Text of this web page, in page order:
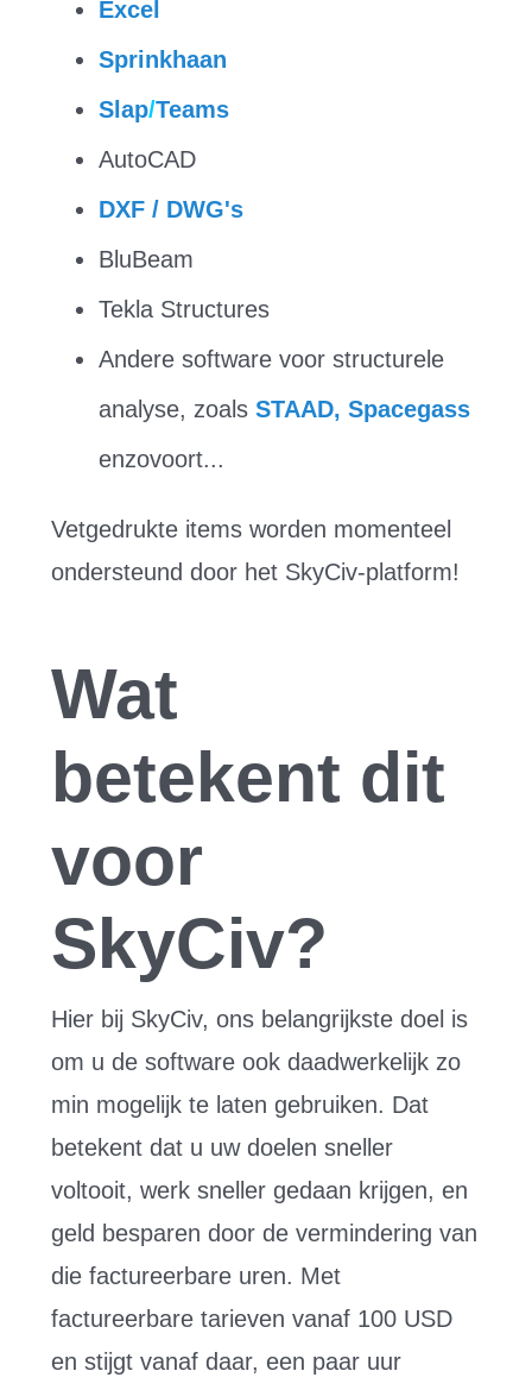
Excel
Sprinkhaan
Slap/Teams
AutoCAD
DXF / DWG's
BluBeam
Tekla Structures
Andere software voor structurele
analyse, zoals STAAD, Spacegass
enzovoort...
Vetgedrukte items worden momenteel
ondersteund door het SkyCiv-platform!
Wat
betekent dit
voor
SkyCiv?
Hier bij SkyCiv, ons belangrijkste doel is
om u de software ook daadwerkelijk zo
min mogelijk te laten gebruiken. Dat
betekent dat u uw doelen sneller
voltooit, werk sneller gedaan krijgen, en
geld besparen door de vermindering van
die factureerbare uren. Met
factureerbare tarieven vanaf 100 USD
en stijgt vanaf daar, een paar uur